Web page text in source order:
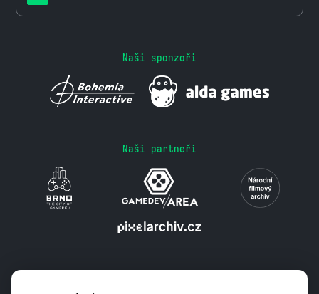
Naši sponzoři
Naši partneři